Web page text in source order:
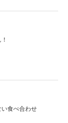
食べ合わせ